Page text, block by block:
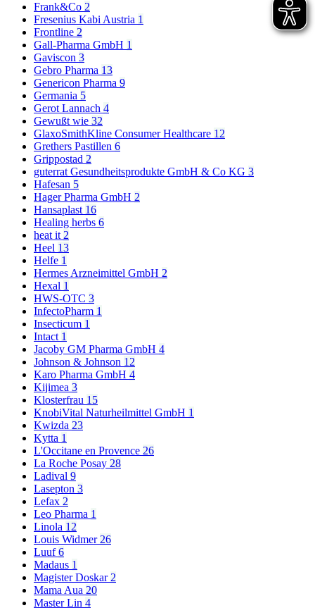
Frank&Co 2
Fresenius Kabi Austria 1
Frontline 2
Gall-Pharma GmbH 1
Gaviscon 3
Gebro Pharma 13
Genericon Pharma 9
Germania 5
Gerot Lannach 4
Gewußt wie 32
GlaxoSmithKline Consumer Healthcare 12
Grethers Pastillen 6
Grippostad 2
guterrat Gesundheitsprodukte GmbH & Co KG 3
Hafesan 5
Hager Pharma GmbH 2
Hansaplast 16
Healing herbs 6
heat it 2
Heel 13
Helfe 1
Hermes Arzneimittel GmbH 2
Hexal 1
HWS-OTC 3
InfectoPharm 1
Insecticum 1
Intact 1
Jacoby GM Pharma GmbH 4
Johnson & Johnson 12
Karo Pharma GmbH 4
Kijimea 3
Klosterfrau 15
KnobiVital Naturheilmittel GmbH 1
Kwizda 23
Kytta 1
L'Occitane en Provence 26
La Roche Posay 28
Ladival 9
Lasepton 3
Lefax 2
Leo Pharma 1
Linola 12
Louis Widmer 26
Luuf6
Madaus 1
Magister Doskar 2
Mama Aua 20
Master Lin 4